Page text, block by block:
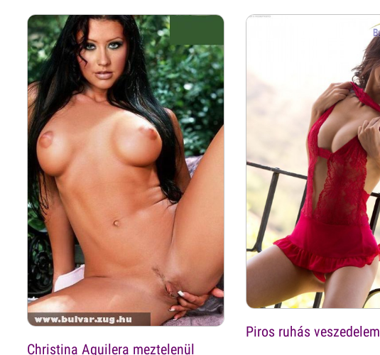
Christina Aquilera meztelenül
Piros ruhás veszedelem